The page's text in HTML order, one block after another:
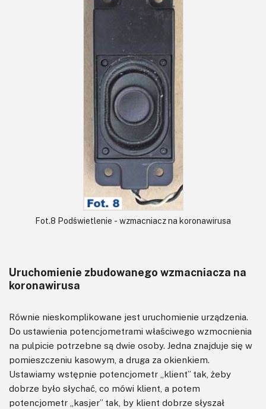
Fot.8 Podświetlenie - wzmacniacz na koronawirusa
Uruchomienie zbudowanego wzmacniacza na
koronawirusa
Równie nieskomplikowane jest uruchomienie urządzenia.
Do ustawienia potencjometrami właściwego wzmocnienia
na pulpicie potrzebne są dwie osoby. Jedna znajduje się w
pomieszczeniu kasowym, a druga za okienkiem.
Ustawiamy wstępnie potencjometr „klient” tak, żeby
dobrze było słychać, co mówi klient, a potem
potencjometr „kasjer” tak, by klient dobrze słyszał